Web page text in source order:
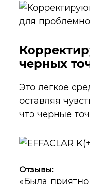
черных
Это легкое
оставляя
что черные
Отзывы:
«Была